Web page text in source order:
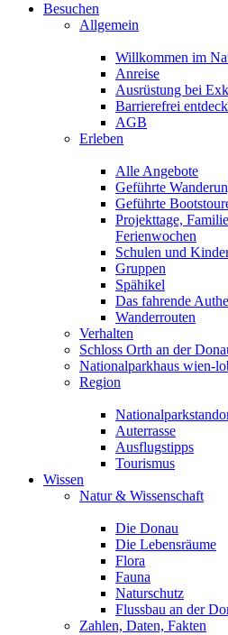
Besuchen
Allgemein
Willkommen im
Anreise
Ausrüstung bei
Barrierefrei
AGB
Erleben
Alle Angebote
Geführte
Geführte
Projekttage,
Ferienwochen
Schulen und
Gruppen
Spähikel
Das fahrende
Wanderrouten
Verhalten
Schloss Orth an der
Nationalparkhaus wien-
Region
Auterrasse
Ausflugstipps
Tourismus
Wissen
Natur & Wissenschaft
Die Donau
Die Lebensräume
Flora
Fauna
Naturschutz
Flussbau an der
Zahlen, Daten, Fakten